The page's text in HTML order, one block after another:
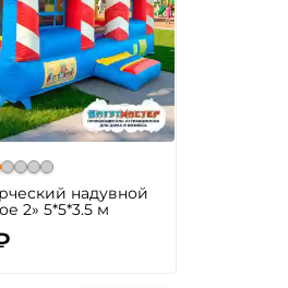
надувной
2» 5*5*3.5 м